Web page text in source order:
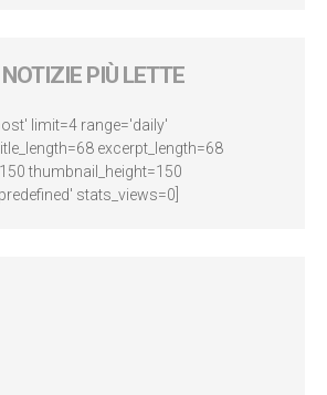
PIÙ LETTE
limit=4 range='daily'
excerpt_length=68
thumbnail_height=150
stats_views=0]